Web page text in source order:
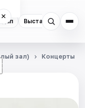
Выставки
×
☾
зал) Концерты